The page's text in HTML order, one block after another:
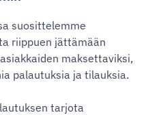
suosittelemme
riippuen jättämään
maksettaviksi,
palautuksia ja tilauksia.
tarjota